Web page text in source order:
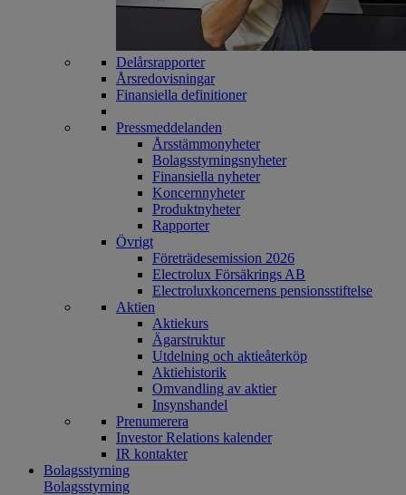
Delårsrapporter
Årsredovisningar
Finansiella definitioner
Pressmeddelanden
Årsstämmonyheter
Bolagsstyrningsnyheter
Finansiella nyheter
Koncernnyheter
Produktnyheter
Rapporter
Övrigt
Företrädesemission 2026
Electrolux Försäkrings AB
Electroluxkoncernens pensionsstiftelse
Aktien
Aktiekurs
Ägarstruktur
Utdelning och aktieåterköp
Aktiehistorik
Omvandling av aktier
Insynshandel
Prenumerera
Investor Relations kalender
IR kontakter
Bolagsstyrning
Bolagsstyrning